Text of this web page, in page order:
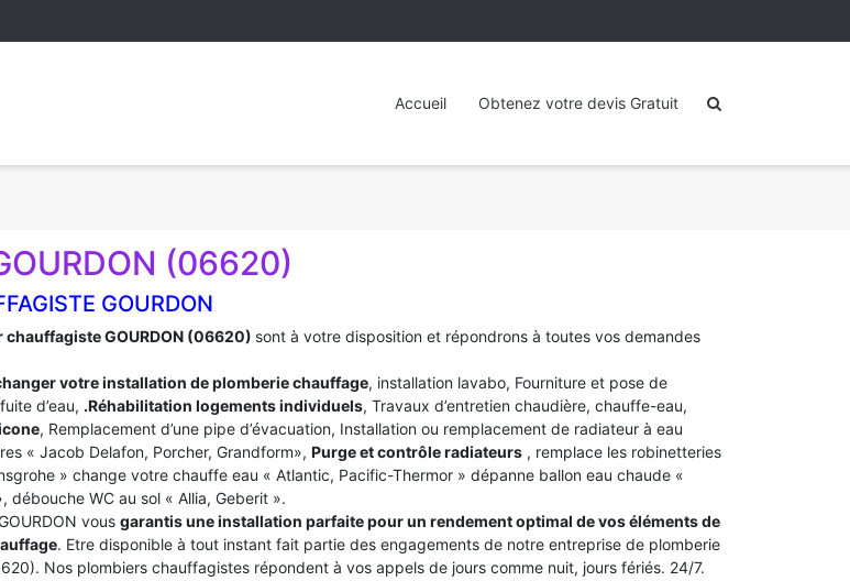
Accueil Obtenez votre devis Gratuit
(06620)
GOURDON
chauffagiste GOURDON (06620) sont à votre disposition et répondrons à toutes vos demandes
votre installation de plomberie chauffage, installation lavabo, Fourniture et pose de
d’eau, .Réhabilitation logements individuels, Travaux d’entretien chaudière, chauffe-eau,
, Remplacement d’une pipe d’évacuation, Installation ou remplacement de radiateur à eau
« Jacob Delafon, Porcher, Grandform», Purge et contrôle radiateurs , remplace les robinetteries
» change votre chauffe eau « Atlantic, Pacific-Thermor » dépanne ballon eau chaude «
débouche WC au sol « Allia, Geberit ».
vous garantis une installation parfaite pour un rendement optimal de vos éléments de
. Etre disponible à tout instant fait partie des engagements de notre entreprise de plomberie
Nos plombiers chauffagistes répondent à vos appels de jours comme nuit, jours fériés. 24/7.